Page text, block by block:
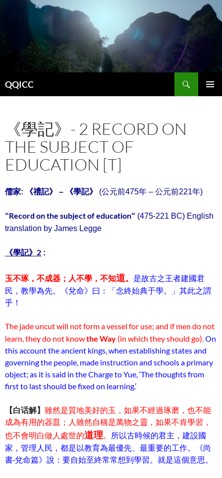
QQICC
《學記》- 2 RECORD ON
THE SUBJECT OF
EDUCATION [T]
儒家: 《禮記》 – 《學記》 (公元前475年 – 公元前221年)
“Record on the subject of education“ (475-221 BC) English
translation by James Legge
《學記》2 :
玉不琢，不成器；人不學，不知道。 是故古之王者建國君
民，教學為先。《兌命》曰：「念終始典于學。」其此之謂
乎！
The jade uncut will not form a vessel for use; and if men do not
learn, they do not knowthe Way (in which they should go).On
this account the ancient kings, when establishing states and
governing the people, made instruction and schools a primary
object; as it is said in the Charge to Yue, ‘The thoughts from
first to last should be fixed on learning.’
【白话解】 雖然是質地美好的玉，如果不經過琢磨，也不能
成為有用的器皿；人雖然自稱是萬物之靈，如果不肯學習，
也不會明白做人處世的道理。
所以古時候的君主，建設國
家，管理人民，都是以教育為最優先、最重要的工作。《尚
書·兌命篇》說：要自始至終常常想到學習。就是這個意思。